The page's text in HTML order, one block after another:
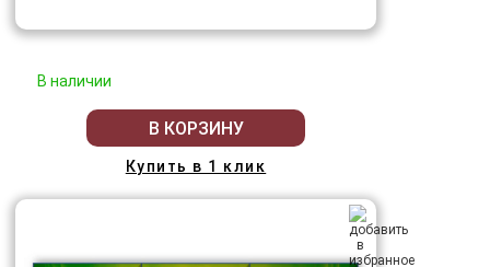
В наличии
В КОРЗИНУ
Купить в 1 клик